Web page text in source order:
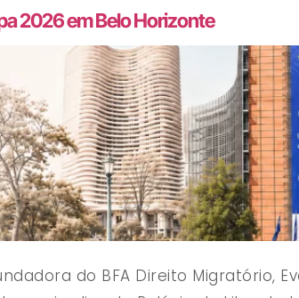
2026 em Belo Horizonte
do BFA Direito Migratório,